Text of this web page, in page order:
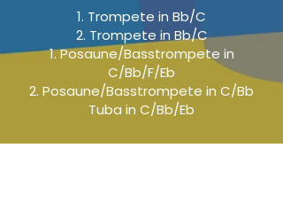
1. Trompete in Bb/C
2. Trompete in Bb/C
1. Posaune/Basstrompete in
C/Bb/F/Eb
2. Posaune/Basstrompete in C/Bb
Tuba in C/Bb/Eb